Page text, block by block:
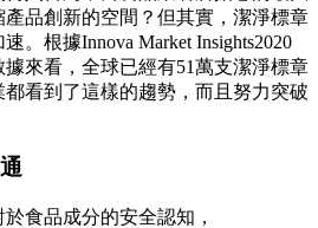
品創新的空間？但其實，潔淨標章
。根據Innova Market Insights2020
來看，全球已經有51萬支潔淨標章
看到了這樣的趨勢，而且努力突破
食品成分的安全認知，